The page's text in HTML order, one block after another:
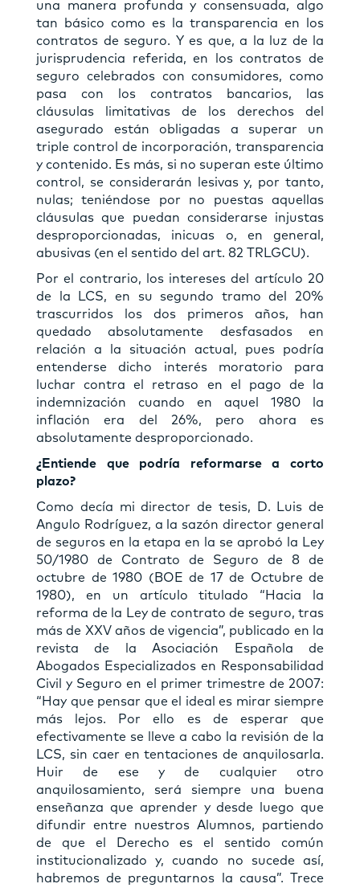
una manera profunda y consensuada, algo
tan básico como es la transparencia en los
contratos de seguro. Y es que, a la luz de la
jurisprudencia referida, en los contratos de
seguro celebrados con consumidores, como
pasa con los contratos bancarios, las
cláusulas limitativas de los derechos del
asegurado están obligadas a superar un
triple control de incorporación, transparencia
y contenido. Es más, si no superan este último
control, se considerarán lesivas y, por tanto,
nulas; teniéndose por no puestas aquellas
cláusulas que puedan considerarse injustas
desproporcionadas, inicuas o, en general,
abusivas (en el sentido del art. 82 TRLGCU).
Por el contrario, los intereses del artículo 20
de la LCS, en su segundo tramo del 20%
trascurridos los dos primeros años, han
quedado absolutamente desfasados en
relación a la situación actual, pues podría
entenderse dicho interés moratorio para
luchar contra el retraso en el pago de la
indemnización cuando en aquel 1980 la
inflación era del 26%, pero ahora es
absolutamente desproporcionado.
¿Entiende que podría reformarse a corto
plazo?
Como decía mi director de tesis, D. Luis de
Angulo Rodríguez, a la sazón director general
de seguros en la etapa en la se aprobó la Ley
50/1980 de Contrato de Seguro de 8 de
octubre de 1980 (BOE de 17 de Octubre de
1980), en un artículo titulado “Hacia la
reforma de la Ley de contrato de seguro, tras
más de XXV años de vigencia”, publicado en la
revista de la Asociación Española de
Abogados Especializados en Responsabilidad
Civil y Seguro en el primer trimestre de 2007:
“Hay que pensar que el ideal es mirar siempre
más lejos. Por ello es de esperar que
efectivamente se lleve a cabo la revisión de la
LCS, sin caer en tentaciones de anquilosarla.
Huir de ese y de cualquier otro
anquilosamiento, será siempre una buena
enseñanza que aprender y desde luego que
difundir entre nuestros Alumnos, partiendo
de que el Derecho es el sentido común
institucionalizado y, cuando no sucede así,
habremos de preguntarnos la causa”. Trece